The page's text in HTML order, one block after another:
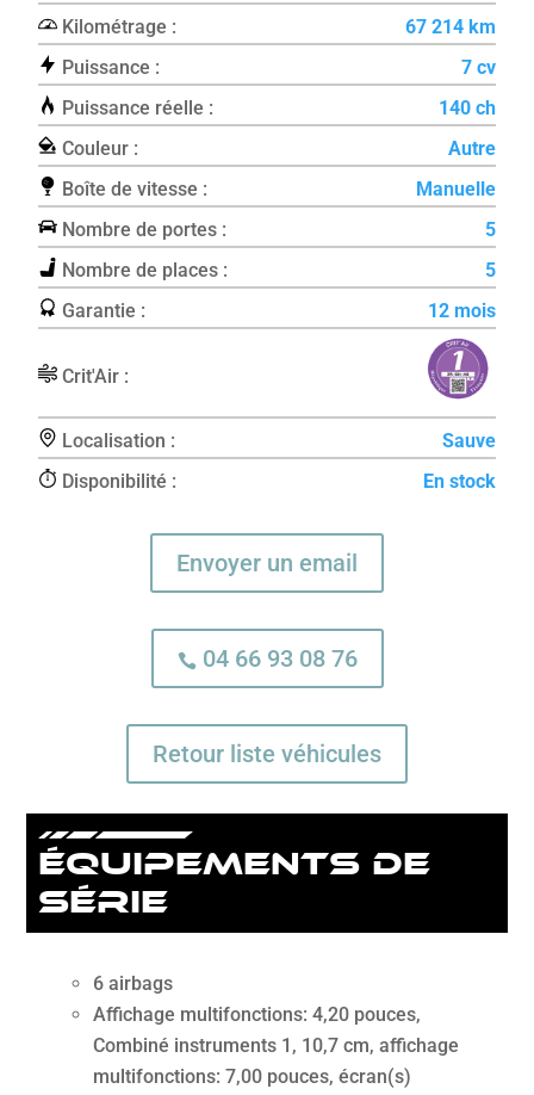
Kilométrage :
67 214 km
Puissance :
7 cv
Puissance réelle :
140 ch
Couleur :
Autre
Boîte de vitesse :
Manuelle
Nombre de portes :
5
Nombre de places :
5
Garantie :
12 mois
Crit'Air :
Localisation :
Sauve
Disponibilité :
En stock
Envoyer un email
04 66 93 08 76
Retour liste véhicules
équipements de
série
6 airbags
Affichage multifonctions: 4,20 pouces,
Combiné instruments 1, 10,7 cm, affichage
multifonctions: 7,00 pouces, écran(s)